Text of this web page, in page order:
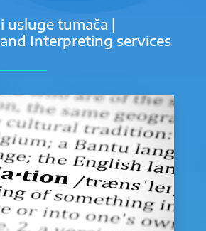
usluge tumača |
Interpreting services